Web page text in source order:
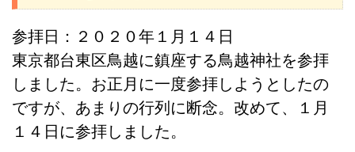
参拝日：２０２０年１月１４日
東京都台東区鳥越に鎮座する鳥越神社を参拝
しました。お正月に一度参拝しようとしたの
ですが、あまりの行列に断念。改めて、１月
１４日に参拝しました。